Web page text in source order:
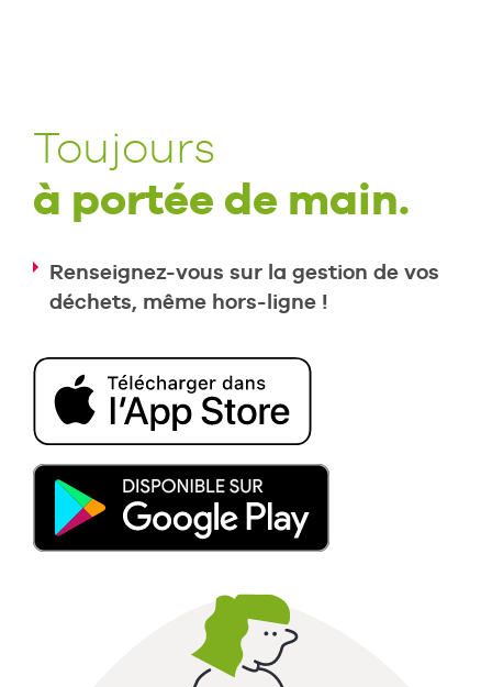
Toujours
à portée de main.
Renseignez-vous sur la gestion de vos
déchets, même hors-ligne !